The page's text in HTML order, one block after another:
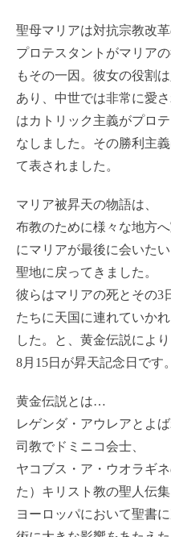
聖母マリアは対抗宗教改
プロテスタントがマリア
もその一因。彼女の役割
あり、中世では非常に愛
はカトリック主義がプロ
なしました。その勝利主
て表されました。
マリア被昇天の物語は、
布教のために様々な地方
にマリアが最後に会いた
聖地に戻ってきました。
彼らはマリアの死とその3
たちに天国に連れていか
した。と、黄金伝説により
8月15日が昇天記念日です。
黄金伝説とは…
レゲンダ・アウレアとよ
司教でドミニコ会士、
ヤコブス・ア・ウオラギ
た）キリスト教の聖人伝
ヨーロッパにおいて聖書